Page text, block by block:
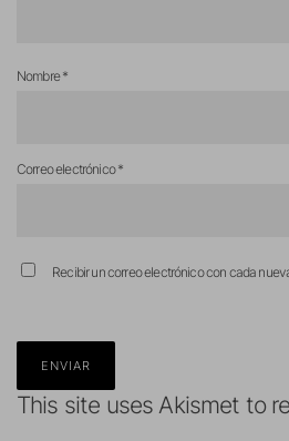
Nombre*
Correo electrónico*
Recibir un correo electrónico con cada
This site uses Akismet to